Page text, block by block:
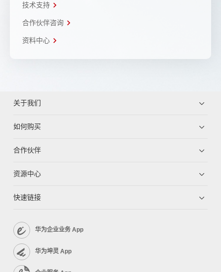
技术支持
合作伙伴咨询
资料中心
关于我们
如何购买
合作伙伴
资源中心
快速链接
华为企业业务 App
华为坤灵 App